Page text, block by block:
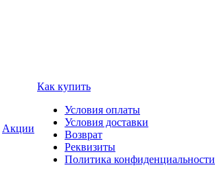
Акции
Как купить
Условия оплаты
Условия доставки
Возврат
Реквизиты
Политика конфиденциальности